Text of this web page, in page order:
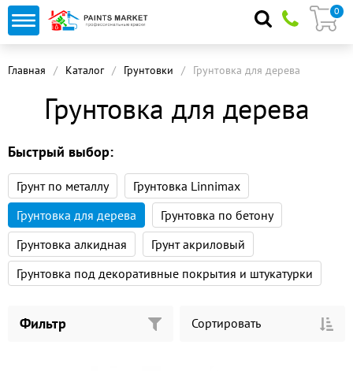
0
Главная Каталог Грунтовки Грунтовка для дерева
Грунтовка для дерева
Быстрый выбор:
Грунт по металлу
Грунтовка Linnimax
Грунтовка для дерева
Грунтовка по бетону
Грунтовка алкидная
Грунт акриловый
Грунтовка под декоративные покрытия и штукатурки
Фильтр Сортировать